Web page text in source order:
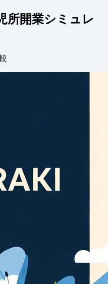
所開業シミュレ